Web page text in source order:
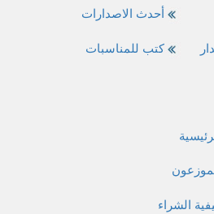
أحدث الاصدارات
كتب للمناسبات
الشراء